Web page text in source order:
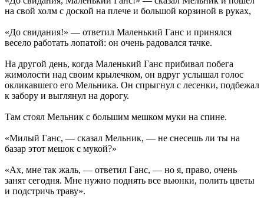
на свой холм с доской на плече и большой корзиной в руках,
«До свидания!» — ответил Маленький Ганс и принялся
весело работать лопатой: он очень радовался тачке.
На другой день, когда Маленький Ганс прибивал побега
жимолости над своим крылечком, он вдруг услышал голос
окликавшего его Мельника. Он спрыгнул с лесенки, подбежал
к забору и выглянул на дорогу.
Там стоял Мельник с большим мешком муки на спине.
«Милый Ганс, — сказал Мельник, — не снесешь ли ты на
базар этот мешок с мукой?»
«Ах, мне так жаль, — ответил Ганс, — но я, право, очень
занят сегодня. Мне нужно поднять все вьюнки, полить цветы
и подстричь траву».